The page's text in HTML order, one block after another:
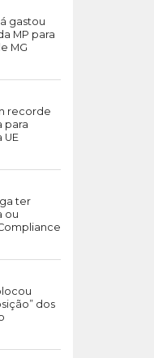
gastou
MP para
MG
recorde
para
UE
ter
ou
dos